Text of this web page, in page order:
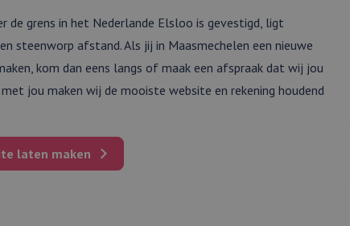
de grens in het Nederlande Elsloo is gevestigd, ligt
steenworp afstand. Als jij in Maasmechelen een nieuwe
kom dan eens langs of maak een afspraak dat wij jou
met jou maken wij de mooiste website en rekening houdend
laten maken